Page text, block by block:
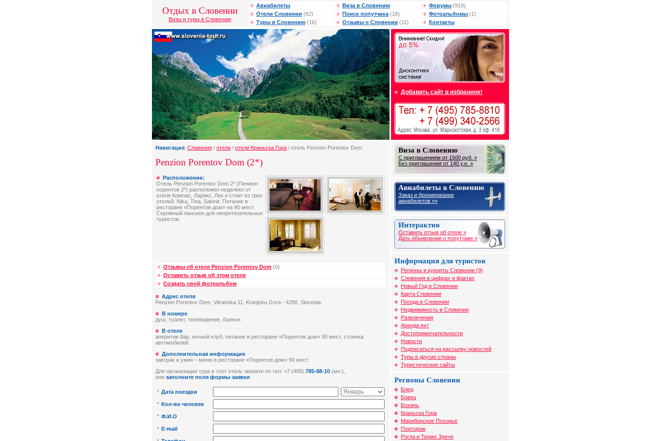
Отдых в Словении
Визы и туры в Словению
Авиабилеты Виза в Словению Форумы (919)
Отели Словении (62) Поиск попутчика (18) Фотоальбомы (1)
Туры в Словению (16) Отзывы о Словении (11) Контакты
Добавить сайт в избранное!
Навигация: Словения / отели / отели Краньска Гора / отель Penzion Porentov Dom
Penzion Porentov Dom (2*)
Расположение:
Отель Penzion Porentov Dom 2* (Пенжон
порентов 2*) расположен недалеко от
отеля Компас, Ларикс, Лек и стоит из трех
отелей: Nika, Tina, Salonit. Питание в
ресторане «Порентов дом» на 90 мест.
Скромный пансион для непритязательных
туристов.
Отзывы об отеле Penzion Porentov Dom (0)
Оставить отзыв об этом отеле
Создать свой фотоальбом
Адрес отеля
Penzion Porentov Dom, Vitranska 11, Kranjska Gora - 4280, Slovenia.
В номере
душ, туалет, телевидение, балкон.
В отеле
аперитив бар, ночной клуб, питание в ресторане «Порентов дом» 90 мест, стоянка
автомобилей.
Дополнительная информация
завтрак и ужин – меню в ресторане «Порентов дом» 90 мест.
Для организации тура в этот отель звоните по тел: +7 (495) 785-88-10 (мн.),
или заполните поля формы заявки:
* Дата поездки
* Кол-во человек
* Ф.И.О
* E-mail
Виза в Словению
С приглашением от 1500 руб. »
Без приглашения от 140 у.е. »
Авиабилеты в Словению
Заказ и бронирование
авиабилетов »»
Интерактив
Оставить отзыв об отеле »
Дать объявление о попутчике »
Информация для туристов
Регионы и курорты Словении (9)
Словения в цифрах и фактах
Новый Год в Словении
Карта Словении
Погода в Словении
Недвижимость в Словении
Развлечения
Аренда яхт
Достопримечательности
Новости
Подписаться на рассылку новостей
Туры в другие страны
Туристические сайты
Регионы Словении
Блед
Бовец
Бохинь
Краньска Гора
Мариборское Похорье
Порторож
Рогла и Терме Зрече